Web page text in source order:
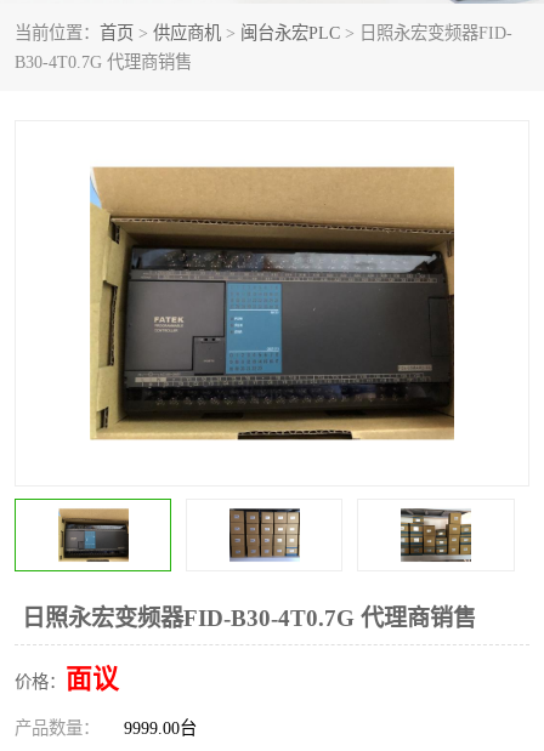
当前位置： 首页 > 供应商机 > 闽台永宏PLC > 日照永宏变频器FID-
B30-4T0.7G 代理商销售
日照永宏变频器FID-B30-4T0.7G 代理商销售
价格： 面议
产品数量： 9999.00台
丹佛斯变频器 MOXA通讯模块
其他
安士能开关
克罗地亚
魏德米勒继电器 施迈赛限位开关